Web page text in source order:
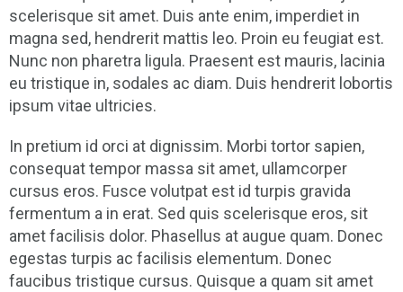
scelerisque sit amet. Duis ante enim, imperdiet in
magna sed, hendrerit mattis leo. Proin eu feugiat est.
Nunc non pharetra ligula. Praesent est mauris, lacinia
eu tristique in, sodales ac diam. Duis hendrerit lobortis
ipsum vitae ultricies.
In pretium id orci at dignissim. Morbi tortor sapien,
consequat tempor massa sit amet, ullamcorper
cursus eros. Fusce volutpat est id turpis gravida
fermentum a in erat. Sed quis scelerisque eros, sit
amet facilisis dolor. Phasellus at augue quam. Donec
egestas turpis ac facilisis elementum. Donec
faucibus tristique cursus. Quisque a quam sit amet